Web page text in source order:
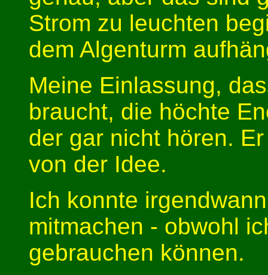
Strom zu leuchten
dem Algenturm
Meine Einlassung,
braucht, die höchte
der gar nicht hören.
von der Idee.
Ich konnte
mitmachen - obwohl
gebrauchen können.